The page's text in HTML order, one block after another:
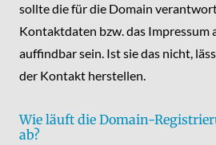
sollte die für die Domain
Kontaktdaten bzw. das Impressum
auffindbar sein. Ist sie das nicht,
der Kontakt herstellen.
Wie läuft die Domain-
ab?